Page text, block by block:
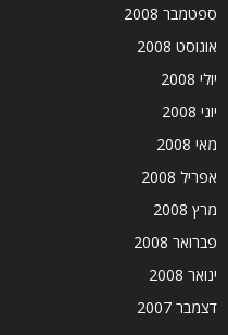
ספטמבר 2008
אוגוסט 2008
יולי 2008
יוני 2008
מאי 2008
אפריל 2008
מרץ 2008
פברואר 2008
ינואר 2008
דצמבר 2007